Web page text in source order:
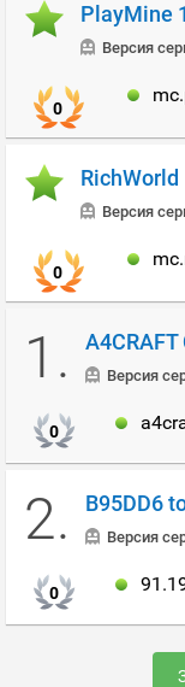
PlayMine
Версия
0
RichWorld
Версия
0
1. Версия
0
2. B95DD6
Версия
0